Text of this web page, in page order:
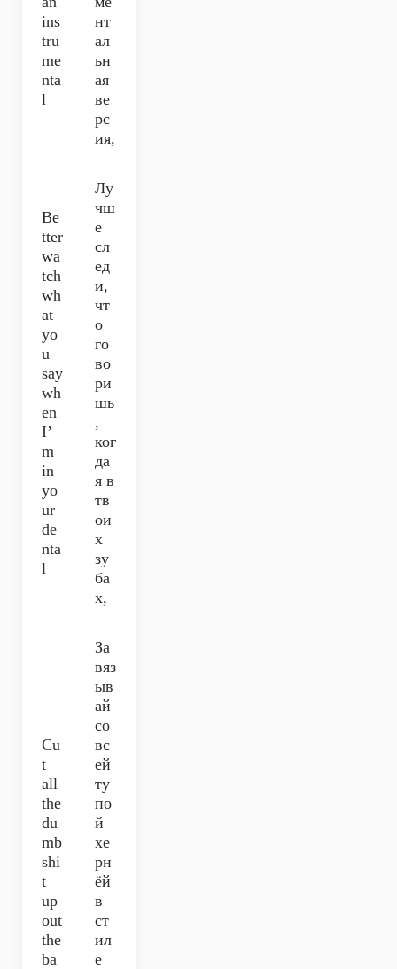
ins
tru
me
nta
l
нт
ал
ьн
ая
ве
рс
ия,
Be
tter
wa
tch
wh
at
yo
u
say
wh
en
I’
m
in
yo
ur
de
nta
l
Лу
чш
е
сл
ед
и,
чт
о
го
во
ри
шь
,
ког
да
я в
тв
ои
х
зу
ба
х,
Cu
t
all
the
du
mb
shi
t
up
out
the
ba
За
вяз
ыв
ай
со
вс
ей
ту
по
й
хе
рн
ёй
в
ст
ил
е